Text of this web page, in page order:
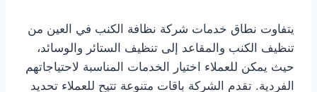
يتفاوت نطاق خدمات شركة نظافة الكنب في العين من
تنظيف الكنب والمقاعد إلى تنظيف الستائر والوسائد،
حيث يمكن للعملاء اختيار الخدمات المناسبة لاحتياجاتهم
الفردية. تقدم الشركة باقات متنوعة تتيح للعملاء تحديد